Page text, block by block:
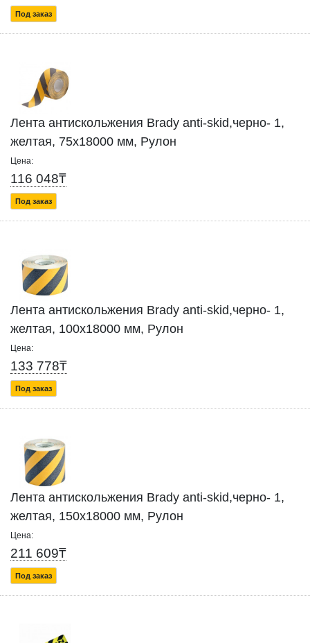
Под заказ
Лента антискольжения Brady anti-skid,черно- 1,
желтая, 75x18000 мм, Рулон
Цена:
116 048₸
Под заказ
Лента антискольжения Brady anti-skid,черно- 1,
желтая, 100x18000 мм, Рулон
Цена:
133 778₸
Под заказ
Лента антискольжения Brady anti-skid,черно- 1,
желтая, 150x18000 мм, Рулон
Цена:
211 609₸
Под заказ